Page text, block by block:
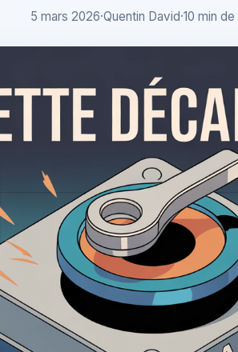
5 mars 2026·Quentin David·10 min